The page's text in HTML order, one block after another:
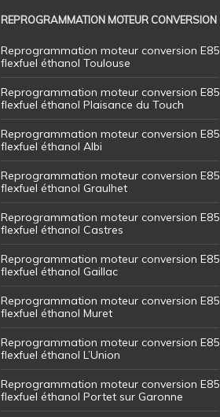
REPROGRAMMATION MOTEUR CONVERSION
Reprogrammation moteur conversion E85
flexfuel éthanol Toulouse
Reprogrammation moteur conversion E85
flexfuel éthanol Plaisance du Touch
Reprogrammation moteur conversion E85
flexfuel éthanol Albi
Reprogrammation moteur conversion E85
flexfuel éthanol Graulhet
Reprogrammation moteur conversion E85
flexfuel éthanol Castres
Reprogrammation moteur conversion E85
flexfuel éthanol Gaillac
Reprogrammation moteur conversion E85
flexfuel éthanol Muret
Reprogrammation moteur conversion E85
flexfuel éthanol L’Union
Reprogrammation moteur conversion E85
flexfuel éthanol Portet sur Garonne